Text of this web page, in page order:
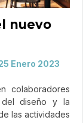
nuevo
Enero 2023
colaboradores
diseño y la
las actividades